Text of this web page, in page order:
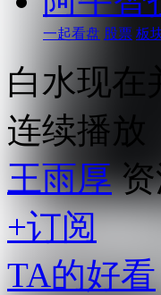
一起看盘 股票 板
白水现在
连续播放
王雨厚
+订阅
TA的好看